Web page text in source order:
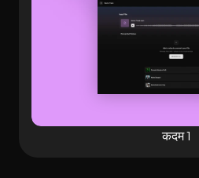
कदम 1